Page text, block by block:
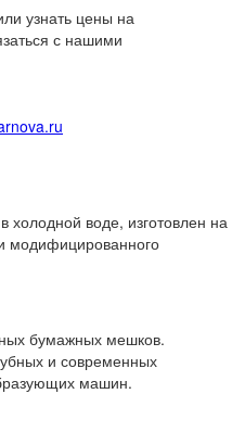
узнать цены на
с нашими
холодной воде, изготовлен на
модифицированного
бумажных мешков.
и современных
машин.